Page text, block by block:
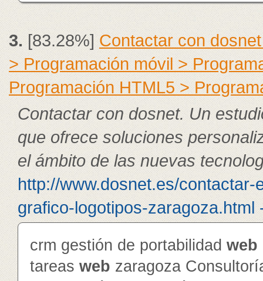
3.[83.28%] Contactar con
> Programación móvil >
Programación HTML5 >
Contactar con dosnet. Un
que ofrece soluciones
el ámbito de las nuevas
http://www.dosnet.es/
grafico-logotipos-zaragoza.html
crm gestión de portabilidad web
tareas web zaragoza